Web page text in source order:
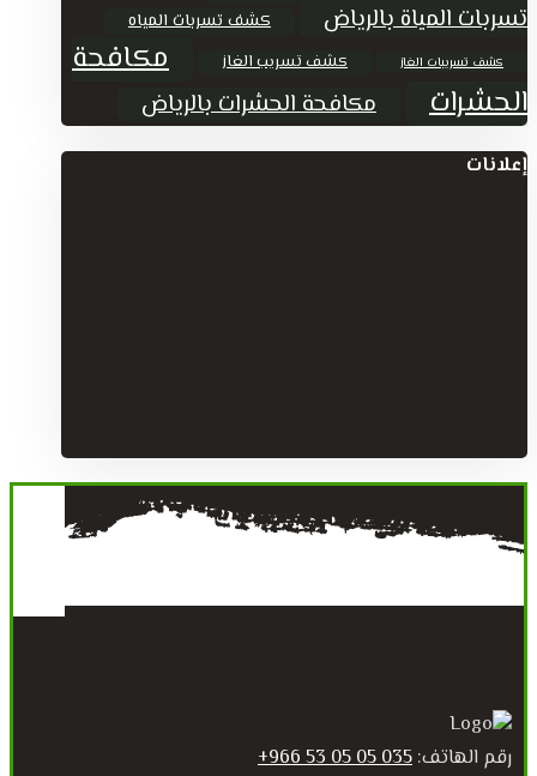
تسربات المياة بالرياض
كشف تسربات المياه
كشف تسريبات الغاز كشف تسريب الغاز
مكافحة
الحشرات
مكافحة الحشرات بالرياض
إعلانات
رقم الهاتف: 035 05 05 53 966+